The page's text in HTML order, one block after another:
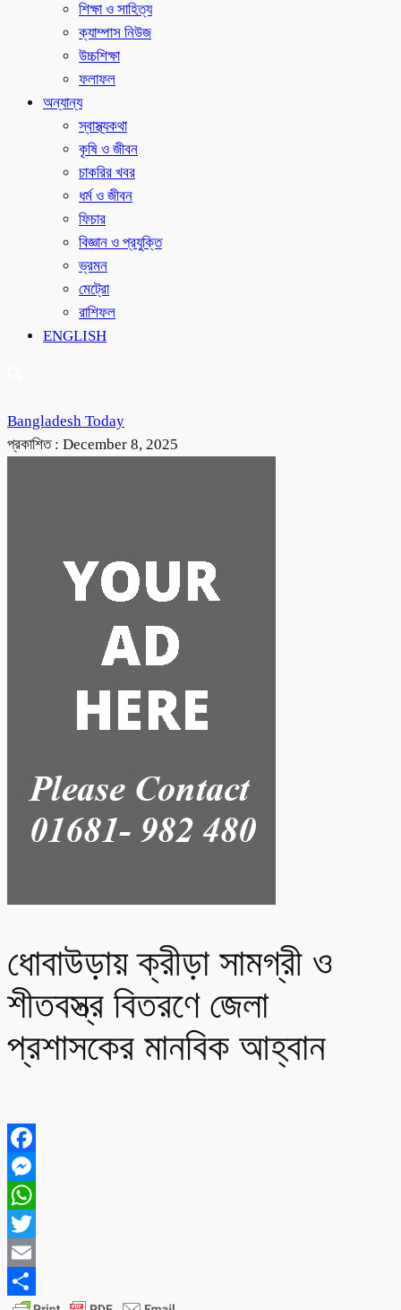
শিক্ষা ও সাহিত্য
ক্যাম্পাস নিউজ
উচ্চশিক্ষা
ফলাফল
অন্যান্য
স্বাস্থ্যকথা
কৃষি ও জীবন
চাকরির খবর
ধর্ম ও জীবন
ফিচার
বিজ্ঞান ও প্রযুক্তি
ভ্রমন
মেট্রো
রাশিফল
ENGLISH
Bangladesh Today
প্রকাশিত : December 8, 2025
ধোবাউড়ায় ক্রীড়া সামগ্রী ও
শীতবস্ত্র বিতরণে জেলা
প্রশাসকের মানবিক আহ্বান
Facebook
Messenger
WhatsApp
Twitter
Email